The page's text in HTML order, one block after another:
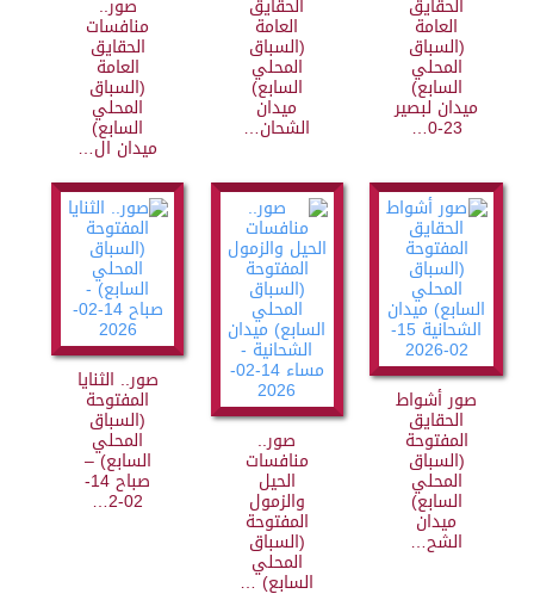
العامة
(السباق
المحلي
السابع)
ميدان لبصير
23-0…
العامة
(السباق
المحلي
السابع)
ميدان
الشحان…
منافسات
الحقايق
العامة
(السباق
المحلي
السابع)
ميدان ال…
صور أشواط
الحقايق
المفتوحة
(السباق
المحلي
السابع)
ميدان
الشح…
صور..
منافسات
الحيل
والزمول
المفتوحة
(السباق
المحلي
السابع) …
صور.. الثنايا
المفتوحة
(السباق
المحلي
السابع) –
صباح 14-
02-2…